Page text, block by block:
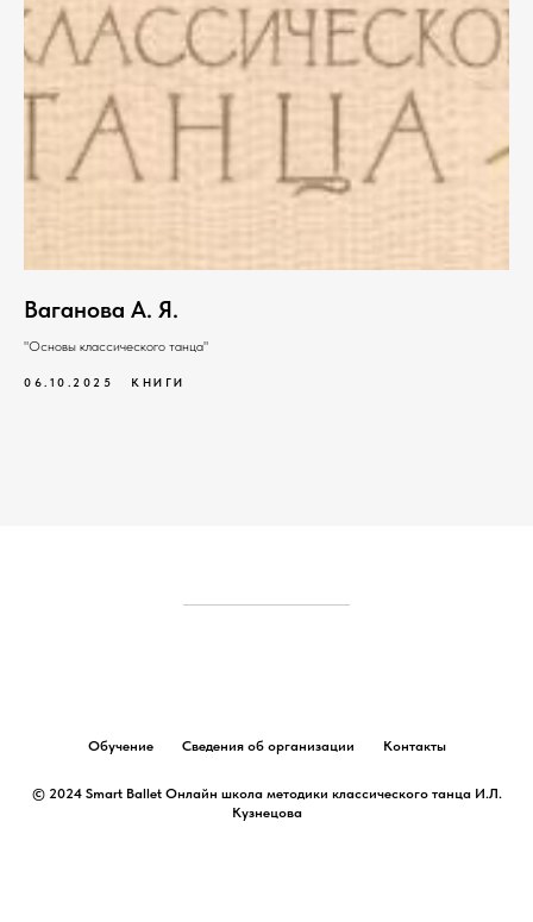
Ваганова А. Я.
"Основы классического танца"
06.10.2025 КНИГИ
Обучение Сведения об организации Контакты
© 2024 Smart Ballet Онлайн школа методики классического танца И.Л.
Кузнецова